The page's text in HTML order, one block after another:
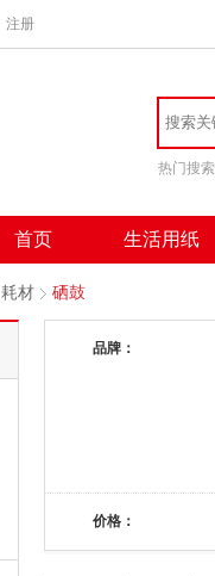
注册
热门搜索
首页 生活用纸
耗材 硒鼓
品牌：
价格：